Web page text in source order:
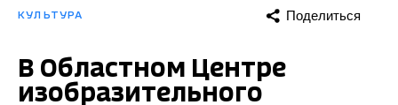
КУЛЬТУРА Поделиться
В Областном Центре
изобразительного